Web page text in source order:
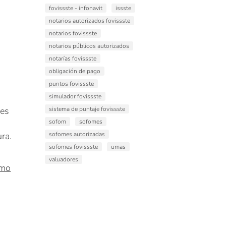
fovissste - infonavit
issste
notarios autorizados fovissste
notarios fovissste
notarios públicos autorizados
notarías fovissste
obligación de pago
puntos fovissste
simulador fovissste
sistema de puntaje fovissste
sofom
sofomes
sofomes autorizadas
sofomes fovissste
umas
valuadores